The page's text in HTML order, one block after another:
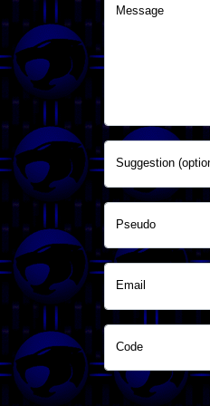
Message
Suggestion
Pseudo
Email
Code